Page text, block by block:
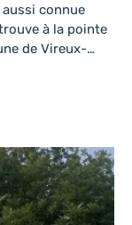
connue
à la pointe
de Vireux-
à un